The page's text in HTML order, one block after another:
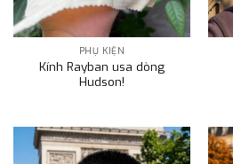
PHỤ KIỆN
Kính Rayban usa dòng
Hudson!